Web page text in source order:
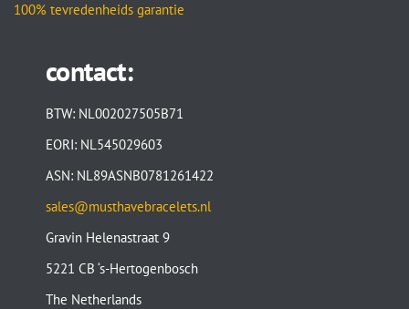
100% tevredenheids garantie
contact:
BTW: NL002027505B71
EORI: NL545029603
ASN: NL89ASNB0781261422
sales@musthavebracelets.nl
Gravin Helenastraat 9
5221 CB ‘s-Hertogenbosch
The Netherlands